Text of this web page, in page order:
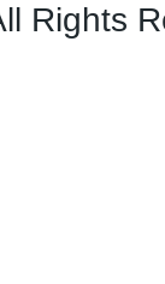
Rights